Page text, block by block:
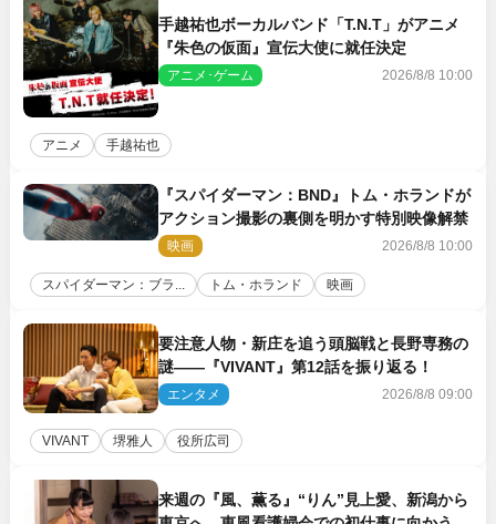
手越祐也ボーカルバンド「T.N.T」がアニメ
『朱色の仮面』宣伝大使に就任決定
アニメ･ゲーム 2026/8/8 10:00
アニメ 手越祐也
『スパイダーマン：BND』トム・ホランドが
アクション撮影の裏側を明かす特別映像解禁
映画 2026/8/8 10:00
スパイダーマン：ブラ... トム・ホランド 映画
要注意人物・新庄を追う頭脳戦と長野専務の
謎――『VIVANT』第12話を振り返る！
エンタメ 2026/8/8 09:00
VIVANT 堺雅人 役所広司
来週の『風、薫る』“りん”見上愛、新潟から